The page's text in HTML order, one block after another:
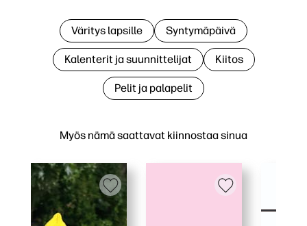
Myös nämä saattavat kiinnostaa sinua
Väritys lapsille Syntymäpäivä
Kalenterit ja suunnittelijat Kiitos
Pelit ja palapelit